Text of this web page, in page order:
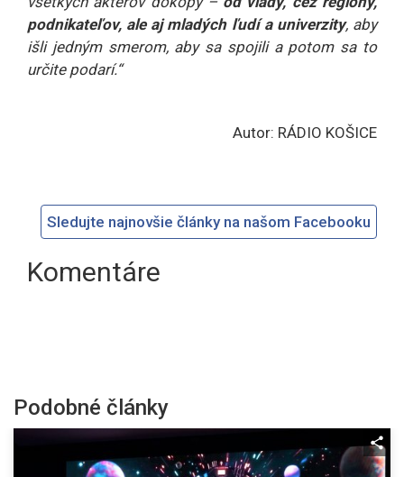
podnikateľov, ale aj mladých ľudí a univerzity, aby
išli jedným smerom, aby sa spojili a potom sa to
určite podarí.“
Autor: RÁDIO KOŠICE
Sledujte najnovšie články na našom Facebooku
Komentáre
Podobné články